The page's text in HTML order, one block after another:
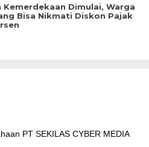
Kemerdekaan Dimulai, Warga
Bisa Nikmati Diskon Pajak
PT SEKILAS CYBER MEDIA